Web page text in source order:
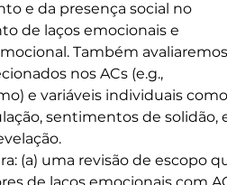
e da presença social no
de laços emocionais e
Também
nos ACs (e.g.,
e variáveis individuais
sentimentos de solidão,
(a) uma revisão de escopo